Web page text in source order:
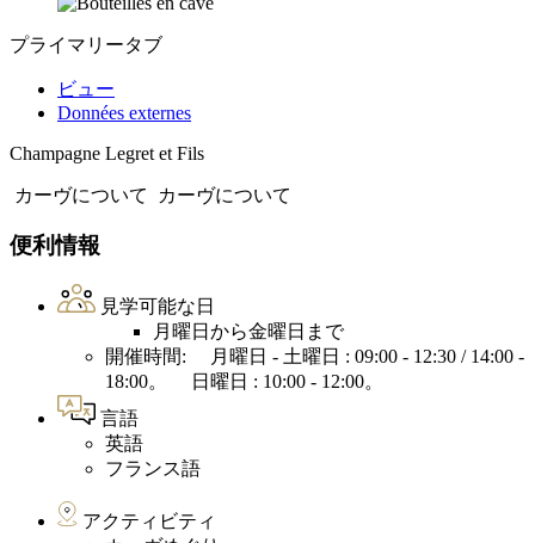
プライマリータブ
ビュー
Données externes
Champagne Legret et Fils
カーヴについて カーヴについて
便利情報
見学可能な日
月曜日から金曜日まで
開催時間: 月曜日 - 土曜日 : 09:00 - 12:30 / 14:00 -
18:00。 日曜日 : 10:00 - 12:00。
言語
英語
フランス語
アクティビティ